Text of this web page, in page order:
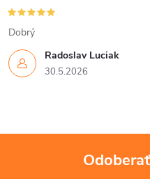
r
v
k
v
Radoslav Luciak
30.5.2026
Dobrý